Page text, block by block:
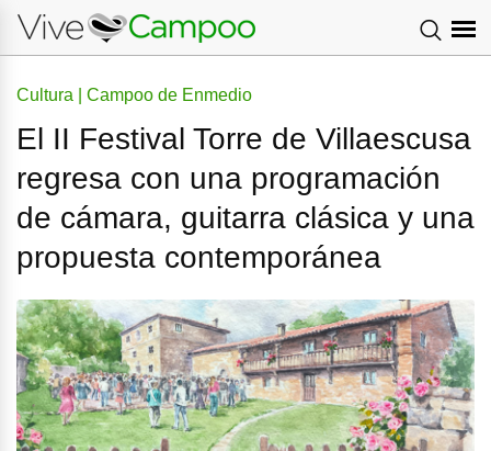
Cultura | Campoo de Enmedio
El II Festival Torre de Villaescusa
regresa con una programación
de cámara, guitarra clásica y una
propuesta contemporánea